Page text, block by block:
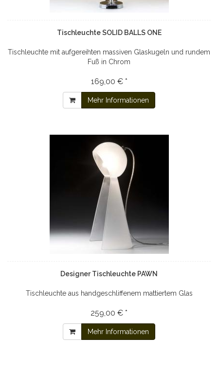
Tischleuchte SOLID BALLS ONE
Tischleuchte mit aufgereihten massiven Glaskugeln und rundem
Fuß in Chrom
169,00 € *
Mehr Informationen
Designer Tischleuchte PAWN
Tischleuchte aus handgeschliffenem mattiertem Glas
259,00 € *
Mehr Informationen